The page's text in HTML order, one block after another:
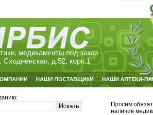
медикаменты под заказ
Сходненская, д.52, корп.1
НАШИ ПОСТАВЩИКИ НАШИ АПТЕКИ-
Просим
наличие